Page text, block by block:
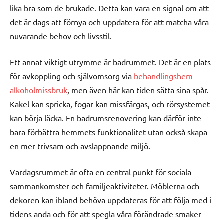
lika bra som de brukade. Detta kan vara en signal om att
det är dags att förnya och uppdatera för att matcha våra
nuvarande behov och livsstil.
Ett annat viktigt utrymme är badrummet. Det är en plats
för avkoppling och självomsorg via behandlingshem
alkoholmissbruk, men även här kan tiden sätta sina spår.
Kakel kan spricka, fogar kan missfärgas, och rörsystemet
kan börja läcka. En badrumsrenovering kan därför inte
bara förbättra hemmets funktionalitet utan också skapa
en mer trivsam och avslappnande miljö.
Vardagsrummet är ofta en central punkt för sociala
sammankomster och familjeaktiviteter. Möblerna och
dekoren kan ibland behöva uppdateras för att följa med i
tidens anda och för att spegla våra förändrade smaker